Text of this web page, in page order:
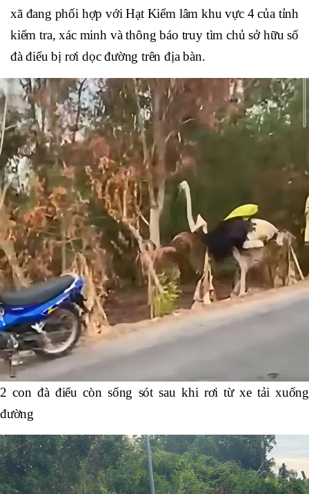
xã đang phối hợp với Hạt Kiểm lâm khu vực 4 của tỉnh
kiểm tra, xác minh và thông báo truy tìm chủ sở hữu số
đà điểu bị rơi dọc đường trên địa bàn.
2 con đà điểu còn sống sót sau khi rơi từ xe tải xuống
đường